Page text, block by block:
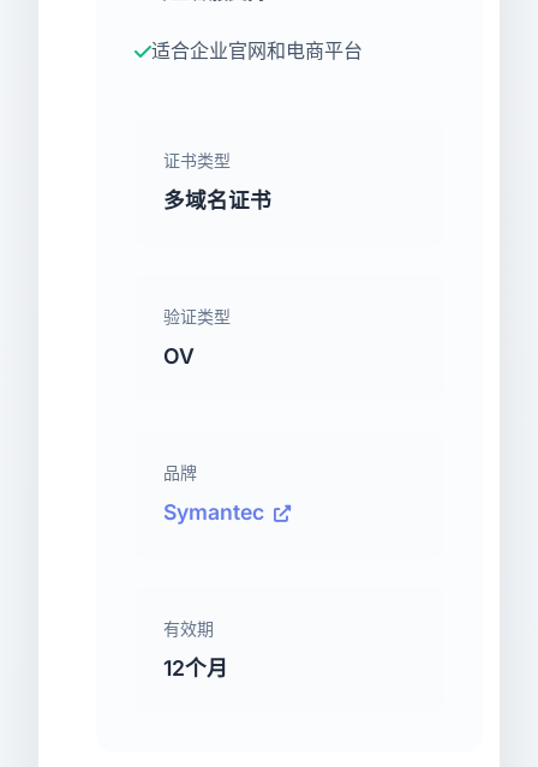
适合企业官网和电商平台
证书类型
多域名证书
验证类型
OV
品牌
Symantec
有效期
12个月